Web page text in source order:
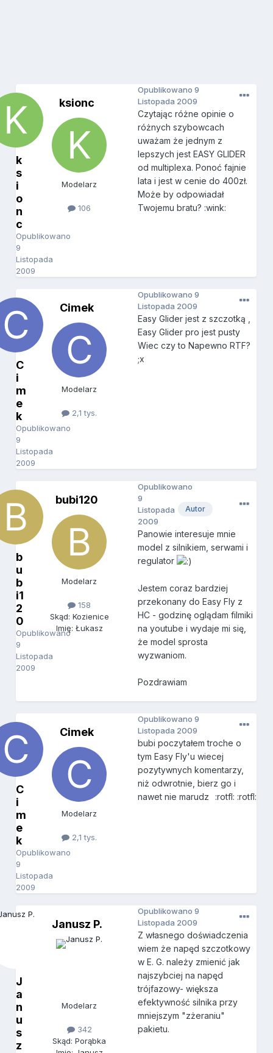
k
s
i
o
n
c
Opublikowano
9
Listopada
2009
ksionc
Modelarz
106
Opublikowano9
Listopada 2009
Czytając różne opinie o
różnych szybowcach
uważam że jednym z
lepszych jest EASY GLIDER
od multiplexa. Ponoć fajnie
lata i jest w cenie do 400zł.
Może by odpowiadał
Twojemu bratu? :wink:
C
i
m
e
k
Opublikowano
9
Listopada
2009
Cimek
Modelarz
2,1 tys.
Opublikowano9
Listopada 2009
Easy Glider jest z szczotką ,
Easy Glider pro jest pusty
Wiec czy to Napewno RTF?
;x
b
u
b
i1
2
0
Opublikowano
9
Listopada
2009
bubi120
Modelarz
158
Skąd: Kozienice
Imię: Łukasz
Autor
Opublikowano
9
Listopada
2009
Panowie interesuje mnie
model z silnikiem, serwami i
regulator
Jestem coraz bardziej
przekonany do Easy Fly z
HC - godzinę oglądam filmiki
na youtube i wydaje mi się,
że model sprosta
wyzwaniom.
Pozdrawiam
C
i
m
e
k
Opublikowano
9
Listopada
2009
Cimek
Modelarz
2,1 tys.
Opublikowano9
Listopada 2009
bubi poczytałem troche o
tym Easy Fly'u wiecej
pozytywnych komentarzy,
niż odwrotnie, bierz go i
nawet nie marudz
:rotfl: :rotfl:
J
a
n
u
s
z
Janusz P.
Modelarz
342
Skąd: Porąbka
Opublikowano9
Listopada 2009
Z własnego doświadczenia
wiem że napęd szczotkowy
w E. G. należy zmienić jak
najszybciej na napęd
trójfazowy- większa
efektywność silnika przy
mniejszym "zżeraniu"
pakietu.